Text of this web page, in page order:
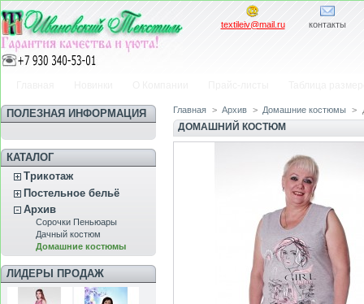
textileiv@mail.ru контакты
ПОЛЕЗНАЯ ИНФОРМАЦИЯ
КАТАЛОГ
Трикотаж
Постельное бельё
Архив
Сорочки Пеньюары
Дачный костюм
Домашние костюмы
ЛИДЕРЫ ПРОДАЖ
Главная > Архив > Домашние костюмы >
ДОМАШНИЙ КОСТЮМ